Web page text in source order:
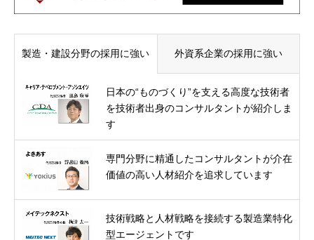
製造・建設分野の採用に強い 外資系企業の採用に強い
日本の“ものづくり”を支える高度な技術者
を技術者出身のコンサルタントが紹介しま
す
専門分野に精通したコンサルタントが介在
価値の高い人材紹介を追求しています
技術戦略と人材戦略を接続する製造業特化
型エージェントです